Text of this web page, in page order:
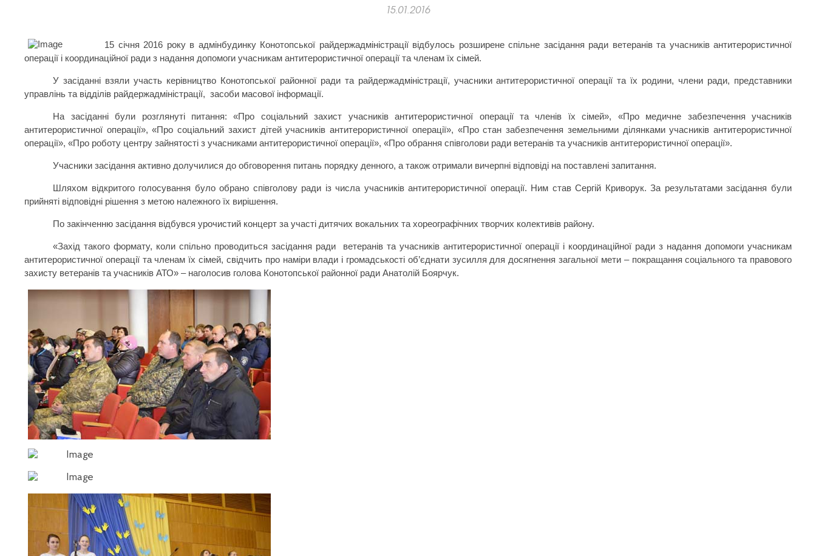
15.01.2016
15 січня 2016 року в адмінбудинку Конотопської райдержадміністрації відбулось розширене спільне засідання ради ветеранів та учасників антитерористичної
операції і координаційної ради з надання допомоги учасникам антитерористичної операції та членам їх сімей.
У засіданні взяли участь керівництво Конотопської районної ради та райдержадміністрації, учасники антитерористичної операції та їх родини, члени ради, представники
управлінь та відділів райдержадміністрації, засоби масової інформації.
На засіданні були розглянуті питання: «Про соціальний захист учасників антитерористичної операції та членів їх сімей», «Про медичне забезпечення учасників
антитерористичної операції», «Про соціальний захист дітей учасників антитерористичної операції», «Про стан забезпечення земельними ділянками учасників антитерористичної
операції», «Про роботу центру зайнятості з учасниками антитерористичної операції», «Про обрання співголови ради ветеранів та учасників антитерористичної операції».
Учасники засідання активно долучилися до обговорення питань порядку денного, а також отримали вичерпні відповіді на поставлені запитання.
Шляхом відкритого голосування було обрано співголову ради із числа учасників антитерористичної операції. Ним став Сергій Криворук. За результатами засідання були
прийняті відповідні рішення з метою належного їх вирішення.
По закінченню засідання відбувся урочистий концерт за участі дитячих вокальних та хореографічних творчих колективів району.
«Захід такого формату, коли спільно проводиться засідання ради
ветеранів та учасників антитерористичної операції і координаційної ради з надання допомоги учасникам
антитерористичної операції та членам їх сімей, свідчить про наміри влади і громадськості об’єднати зусилля для досягнення загальної мети – покращання соціального та правового
захисту ветеранів та учасників АТО» – наголосив голова Конотопської районної ради Анатолій Боярчук.